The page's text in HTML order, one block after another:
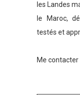
les Landes
le Maroc,
testés et
Me contacter